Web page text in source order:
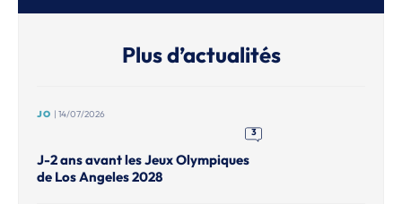
Plus d’actualités
JO | 14/07/2026
3
J-2 ans avant les Jeux Olympiques
de Los Angeles 2028